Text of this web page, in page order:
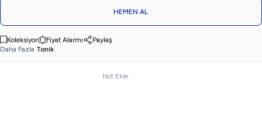
HEMEN AL
Koleksiyon Fiyat Alarmı
Paylaş
Daha Fazla Tonik
Not Ekle